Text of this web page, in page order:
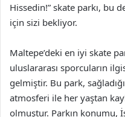
Hissedin!” skate parkı, bu
için sizi bekliyor.
Maltepe’deki en iyi skate
uluslararası sporcuların
gelmiştir. Bu park,
atmosferi ile her yaştan
olmuştur. Parkın konumu,